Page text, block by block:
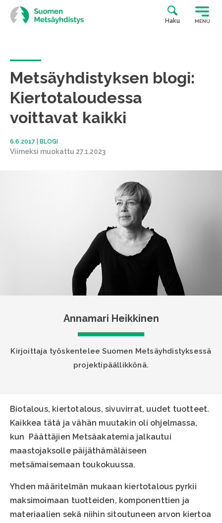
Siirry
suoraan
sisältöön
Haku MENU
Metsäyhdistyksen blogi:
Kiertotaloudessa
voittavat kaikki
6.6.2017 BLOGI
Viimeksi muokattu 27.1.2023
Annamari Heikkinen
Kirjoittaja työskentelee Suomen Metsäyhdistyksessä
projektipäällikkönä.
Biotalous, kiertotalous, sivuvirrat, uudet tuotteet.
Kaikkea tätä ja vähän muutakin oli ohjelmassa,
kun Päättäjien Metsäakatemia jalkautui
maastojaksolle päijäthämäläiseen
metsämaisemaan toukokuussa.
Yhden määritelmän mukaan kiertotalous pyrkii
maksimoimaan tuotteiden, komponenttien ja
materiaalien sekä niihin sitoutuneen arvon kiertoa